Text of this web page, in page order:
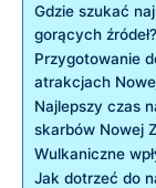
Gdzie szukać
gorących źródeł?
Przygotowanie
atrakcjach
Najlepszy czas
skarbów Nowej
Wulkaniczne
Jak dotrzeć do